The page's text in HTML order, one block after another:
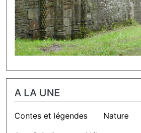
A LA UNE
Contes et légendes Nature